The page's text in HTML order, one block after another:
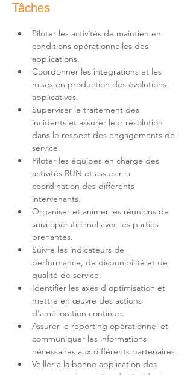
Tâches
Piloter les activités de maintien en
conditions opérationnelles des
Coordonner les intégrations et les
mises en production des évolutions
Superviser le traitement des
incidents et assurer leur résolution
dans le respect des engagements de
Piloter les équipes en charge des
activités RUN et assurer la
coordination des différents
Organiser et animer les réunions de
suivi opérationnel avec les parties
Suivre les indicateurs de
performance, de disponibilité et de
Identifier les axes d’optimisation et
mettre en œuvre des actions
Assurer le reporting opérationnel et
communiquer les informations
Veiller à la bonne application des